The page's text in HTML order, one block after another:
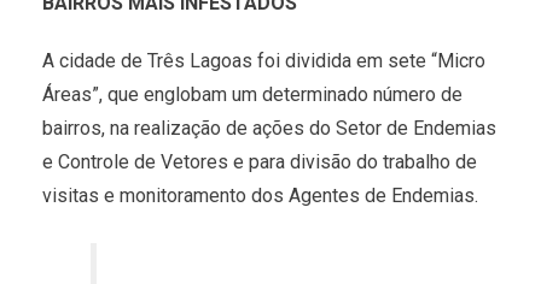
A cidade de Três Lagoas foi dividida em sete “Micro
Áreas”, que englobam um determinado número de
bairros, na realização de ações do Setor de Endemias
e Controle de Vetores e para divisão do trabalho de
visitas e monitoramento dos Agentes de Endemias.